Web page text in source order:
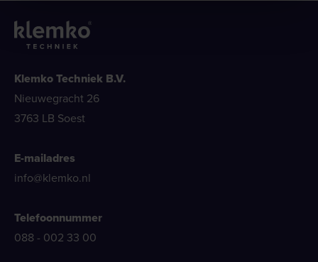
Klemko Techniek B.V.
Nieuwegracht 26
3763 LB Soest
E-mailadres
info@klemko.nl
Telefoonnummer
088 - 002 33 00